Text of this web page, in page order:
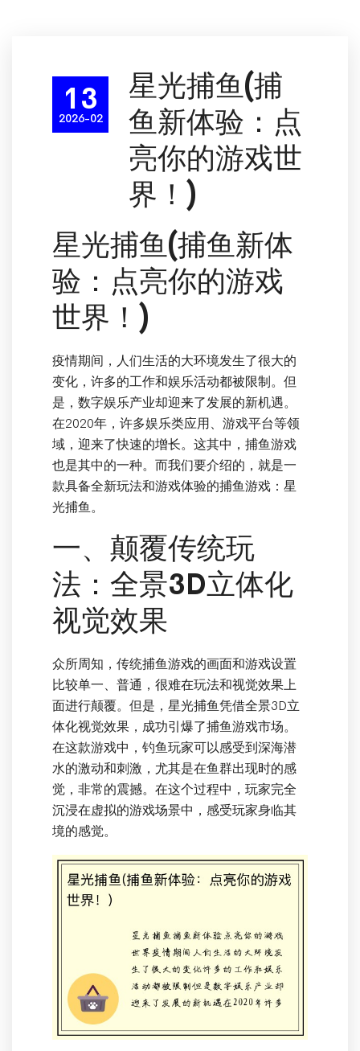
13
2026-02
星光捕鱼(捕
鱼新体验：点
亮你的游戏世
界！)
星光捕鱼(捕鱼新体
验：点亮你的游戏
世界！)
疫情期间，人们生活的大环境发生了很大的
变化，许多的工作和娱乐活动都被限制。但
是，数字娱乐产业却迎来了发展的新机遇。
在2020年，许多娱乐类应用、游戏平台等领
域，迎来了快速的增长。这其中，捕鱼游戏
也是其中的一种。而我们要介绍的，就是一
款具备全新玩法和游戏体验的捕鱼游戏：星
光捕鱼。
一、颠覆传统玩
法：全景3D立体化
视觉效果
众所周知，传统捕鱼游戏的画面和游戏设置
比较单一、普通，很难在玩法和视觉效果上
面进行颠覆。但是，星光捕鱼凭借全景3D立
体化视觉效果，成功引爆了捕鱼游戏市场。
在这款游戏中，钓鱼玩家可以感受到深海潜
水的激动和刺激，尤其是在鱼群出现时的感
觉，非常的震撼。在这个过程中，玩家完全
沉浸在虚拟的游戏场景中，感受玩家身临其
境的感觉。